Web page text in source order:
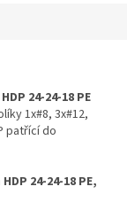
HDP 24-24-18 PE
1x#8, 3x#12,
patřící do
HDP 24-24-18 PE,